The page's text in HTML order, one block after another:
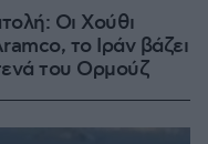
Οι Χούθι
το Ιράν βάζει
του Ορμούζ